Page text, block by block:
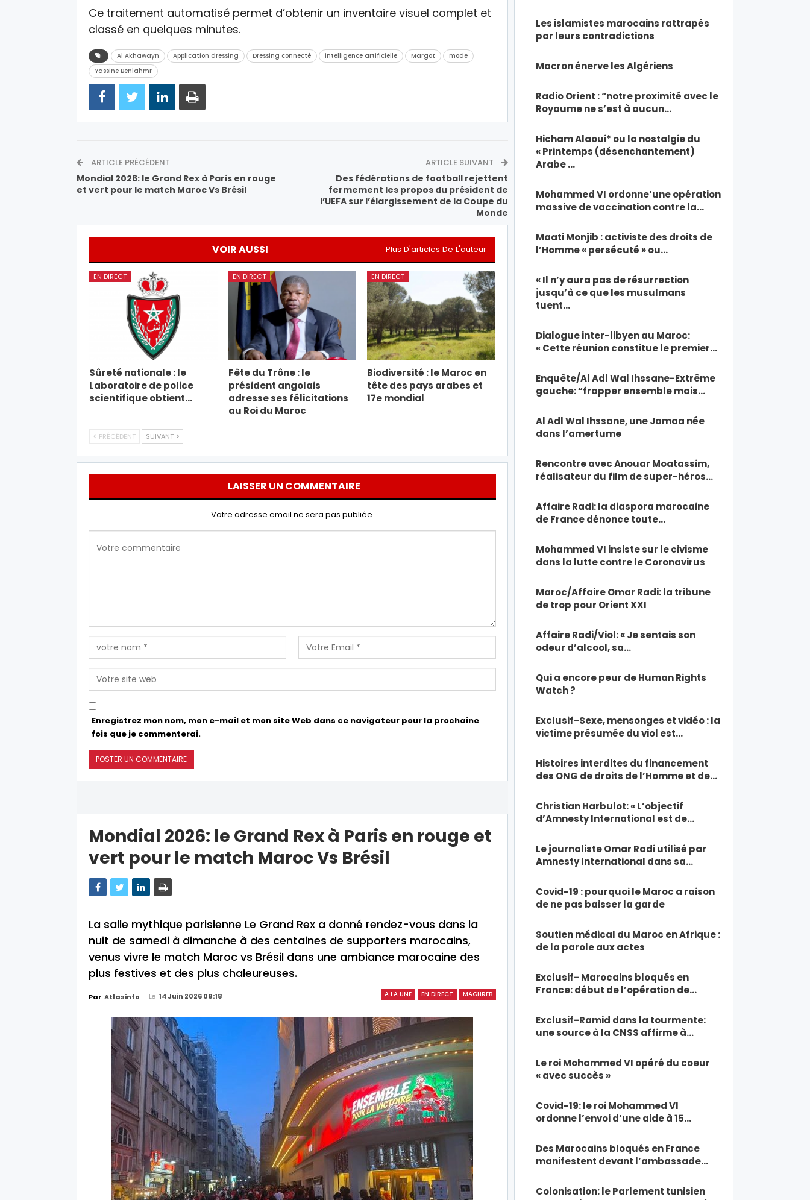
Ce traitement automatisé permet d’obtenir un inventaire visuel complet et
classé en quelques minutes.
Al Akhawayn Application dressing Dressing connecté intelligence artificielle Margot
mode
Yassine Benlahmr
ARTICLE PRÉCÉDENT
Mondial 2026: le Grand Rex à Paris en rouge
et vert pour le match Maroc Vs Brésil
ARTICLE SUIVANT
Des fédérations de football rejettent
fermement les propos du président de
l’UEFA sur l’élargissement de la Coupe du
Monde
VOIR AUSSI Plus D'articles De L'auteur
EN DIRECT
Sûreté nationale : le
Laboratoire de police
scientifique obtient…
EN DIRECT
Fête du Trône : le
président angolais
adresse ses félicitations
au Roi du Maroc
EN DIRECT
Biodiversité : le Maroc en
tête des pays arabes et
17e mondial
PRÉCÉDENT SUIVANT
LAISSER UN COMMENTAIRE
Votre adresse email ne sera pas publiée.
Enregistrez mon nom, mon e-mail et mon site Web dans ce navigateur pour la prochaine
fois que je commenterai.
Mondial 2026: le Grand Rex à Paris en rouge et
vert pour le match Maroc Vs Brésil
La salle mythique parisienne Le Grand Rex a donné rendez-vous dans la
nuit de samedi à dimanche à des centaines de supporters marocains,
venus vivre le match Maroc vs Brésil dans une ambiance marocaine des
plus festives et des plus chaleureuses.
A LA UNE EN DIRECT MAGHREB
Par Atlasinfo Le 14 Juin 2026 08:18
Les islamistes marocains rattrapés
par leurs contradictions
Macron énerve les Algériens
Radio Orient : “notre proximité avec le
Royaume ne s’est à aucun…
Hicham Alaoui* ou la nostalgie du
« Printemps (désenchantement)
Arabe …
Mohammed VI ordonne’une opération
massive de vaccination contre la…
Maati Monjib : activiste des droits de
l’Homme « persécuté » ou…
« Il n’y aura pas de résurrection
jusqu’à ce que les musulmans
tuent…
Dialogue inter-libyen au Maroc:
« Cette réunion constitue le premier…
Enquête/Al Adl Wal Ihssane-Extrême
gauche: “frapper ensemble mais…
Al Adl Wal Ihssane, une Jamaa née
dans l’amertume
Rencontre avec Anouar Moatassim,
réalisateur du film de super-héros…
Affaire Radi: la diaspora marocaine
de France dénonce toute…
Mohammed VI insiste sur le civisme
dans la lutte contre le Coronavirus
Maroc/Affaire Omar Radi: la tribune
de trop pour Orient XXI
Affaire Radi/Viol: « Je sentais son
odeur d’alcool, sa…
Qui a encore peur de Human Rights
Watch ?
Exclusif-Sexe, mensonges et vidéo : la
victime présumée du viol est…
Histoires interdites du financement
des ONG de droits de l’Homme et de…
Christian Harbulot: « L’objectif
d’Amnesty International est de…
Le journaliste Omar Radi utilisé par
Amnesty International dans sa…
Covid-19 : pourquoi le Maroc a raison
de ne pas baisser la garde
Soutien médical du Maroc en Afrique :
de la parole aux actes
Exclusif- Marocains bloqués en
France: début de l’opération de…
Exclusif-Ramid dans la tourmente:
une source à la CNSS affirme à…
Le roi Mohammed VI opéré du coeur
« avec succès »
Covid-19: le roi Mohammed VI
ordonne l’envoi d’une aide à 15…
Des Marocains bloqués en France
manifestent devant l’ambassade…
Colonisation: le Parlement tunisien